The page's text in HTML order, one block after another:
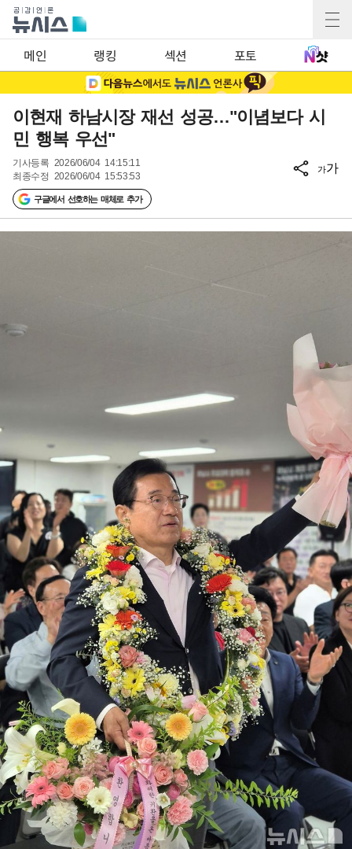
메인 랭킹 섹션 포토
이현재 하남시장 재선 성공…"이념보다 시
민 행복 우선"
기사등록 2026/06/04 14:15:11
최종수정 2026/06/04 15:53:53
구글에서 선호하는 매체로 추가
가가